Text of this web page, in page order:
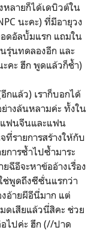
หลายก็ได้เดบิวต์ใน
นะคะ) ที่มีอายุวง
อดอัลบั้มแรก แถมใน
รุ่นทดลองอีก และ
คะ ฮึก พูดแล้วก็ช้ำ)
กแล้ว) เราก็บอกได้
างล้นหลามค่ะ ทั้งใน
แฟนจีนและแฟน
ที่รายการสร้างให้กับ
ารซ้ำไปซ้ำมาระ
ฉีอีจะหาข้ออ้างเรื่อง
ช่พูดถึงซีซั่นแรกว่า
อ้ายผีอีนี่มาก แต่
ดเสียแล้วนี่สิคะ ช่วย
ไปค่ะ ฮึก (//ปาด